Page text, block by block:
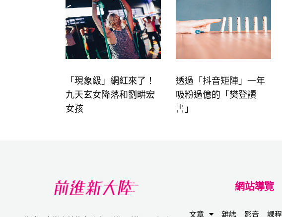
「現象級」網紅來了！
九天玄女降落和劉畊宏
女孩
透過「抖音矩陣」一年
吸粉過億的「樊登讀
書」
網站導覽
文章 雜誌 影音 課程